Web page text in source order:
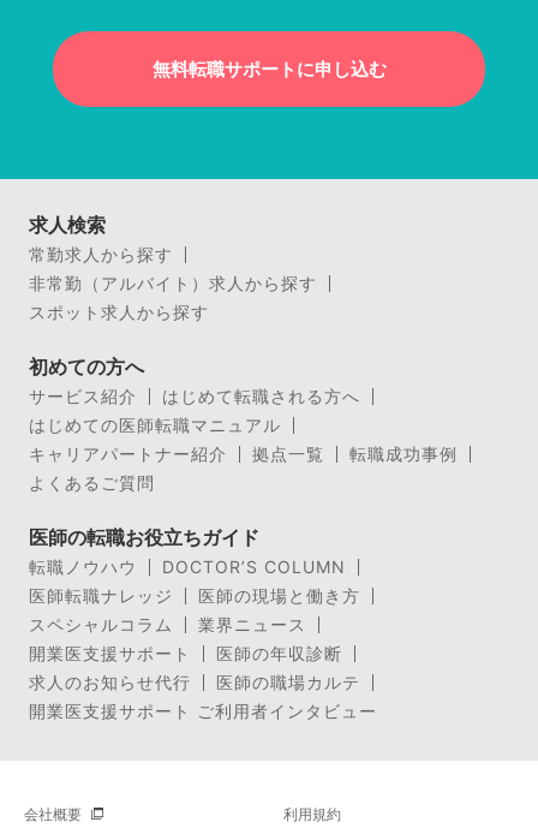
無料転職サポートに申し込む
求人検索
常勤求人から探す
非常勤（アルバイト）求人から探す
スポット求人から探す
初めての方へ
サービス紹介
はじめて転職される方へ
はじめての医師転職マニュアル
キャリアパートナー紹介
拠点一覧
転職成功事例
よくあるご質問
医師の転職お役立ちガイド
転職ノウハウ
DOCTOR’S COLUMN
医師転職ナレッジ
医師の現場と働き方
スペシャルコラム
業界ニュース
開業医支援サポート
医師の年収診断
求人のお知らせ代行
医師の職場カルテ
開業医支援サポート ご利用者インタビュー
会社概要 利用規約